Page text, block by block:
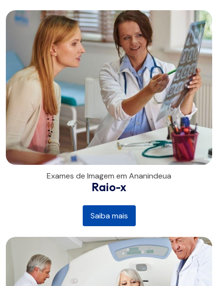
Exames de Imagem em Ananindeua
Raio-x
Saiba mais